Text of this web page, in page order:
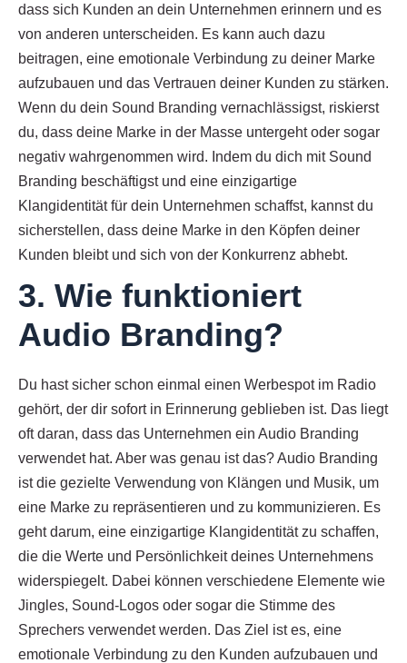
dass sich Kunden an dein Unternehmen erinnern und es
von anderen unterscheiden. Es kann auch dazu
beitragen, eine emotionale Verbindung zu deiner Marke
aufzubauen und das Vertrauen deiner Kunden zu stärken.
Wenn du dein Sound Branding vernachlässigst, riskierst
du, dass deine Marke in der Masse untergeht oder sogar
negativ wahrgenommen wird. Indem du dich mit Sound
Branding beschäftigst und eine einzigartige
Klangidentität für dein Unternehmen schaffst, kannst du
sicherstellen, dass deine Marke in den Köpfen deiner
Kunden bleibt und sich von der Konkurrenz abhebt.
3. Wie funktioniert
Audio Branding?
Du hast sicher schon einmal einen Werbespot im Radio
gehört, der dir sofort in Erinnerung geblieben ist. Das liegt
oft daran, dass das Unternehmen ein Audio Branding
verwendet hat. Aber was genau ist das? Audio Branding
ist die gezielte Verwendung von Klängen und Musik, um
eine Marke zu repräsentieren und zu kommunizieren. Es
geht darum, eine einzigartige Klangidentität zu schaffen,
die die Werte und Persönlichkeit deines Unternehmens
widerspiegelt. Dabei können verschiedene Elemente wie
Jingles, Sound-Logos oder sogar die Stimme des
Sprechers verwendet werden. Das Ziel ist es, eine
emotionale Verbindung zu den Kunden aufzubauen und